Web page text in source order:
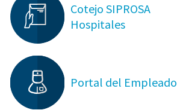
Cotejo SIPROSA
Hospitales
Portal del Empleado